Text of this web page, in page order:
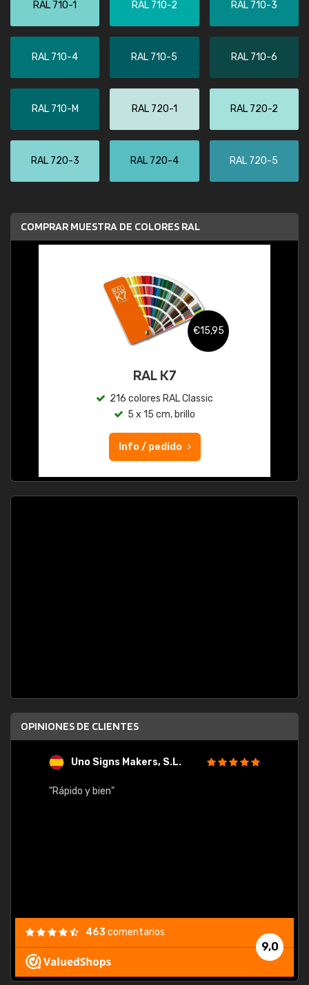
RAL 710-1 RAL 710-2 RAL 710-3
RAL 710-4 RAL 710-5 RAL 710-6
RAL 710-M RAL 720-1 RAL 720-2
RAL 720-3 RAL 720-4 RAL 720-5
COMPRAR MUESTRA DE COLORES RAL
€15,95
RAL K7
216 colores RAL Classic
5 x 15 cm, brillo
Info / pedido
OPINIONES DE CLIENTES
Uno Signs Makers, S.L.
"Rápido y bien"
9,0
463comentarios